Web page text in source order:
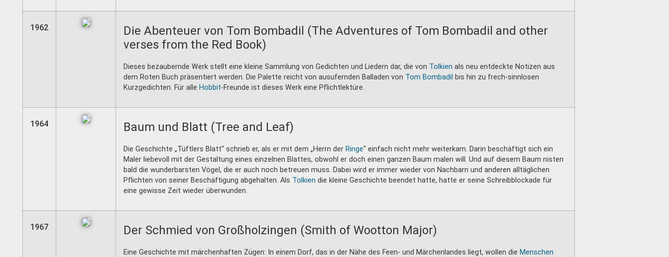
1962
Die Abenteuer von Tom Bombadil (The Adventures of Tom Bombadil and other
verses from the Red Book)
Dieses bezaubernde Werk stellt eine kleine Sammlung von Gedichten und Liedern dar, die von Tolkien als neu entdeckte Notizen aus
dem Roten Buch präsentiert werden. Die Palette reicht von ausufernden Balladen von Tom Bombadil bis hin zu frech-sinnlosen
Kurzgedichten. Für alle Hobbit-Freunde ist dieses Werk eine Pflichtlektüre.
1964 Baum und Blatt (Tree and Leaf)
Die Geschichte „Tüftlers Blatt“ schrieb er, als er mit dem „Herrn der Ringe“ einfach nicht mehr weiterkam. Darin beschäftigt sich ein
Maler liebevoll mit der Gestaltung eines einzelnen Blattes, obwohl er doch einen ganzen Baum malen will. Und auf diesem Baum nisten
bald die wunderbarsten Vögel, die er auch noch betreuen muss. Dabei wird er immer wieder von Nachbarn und anderen alltäglichen
Pflichten von seiner Beschäftigung abgehalten. Als Tolkien die kleine Geschichte beendet hatte, hatte er seine Schreibblockade für
eine gewisse Zeit wieder überwunden.
1967 Der Schmied von Großholzingen (Smith of Wootton Major)
Eine Geschichte mit märchenhaften Zügen: In einem Dorf, das in der Nähe des Feen- und Märchenlandes liegt, wollen die Menschen